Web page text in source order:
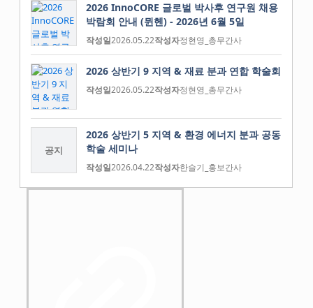
2026 InnoCORE 글로벌 박사후 연구원 채용
박람회 안내 (뮌헨) - 2026년 6월 5일
작성일2026.05.22작성자정현영_총무간사
2026 상반기 9 지역 & 재료 분과 연합 학술회
작성일2026.05.22작성자정현영_총무간사
공지
2026 상반기 5 지역 & 환경 에너지 분과 공동
학술 세미나
작성일2026.04.22작성자한슬기_홍보간사